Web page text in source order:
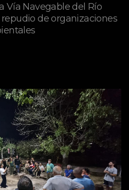
Vía Navegable del Río
de organizaciones